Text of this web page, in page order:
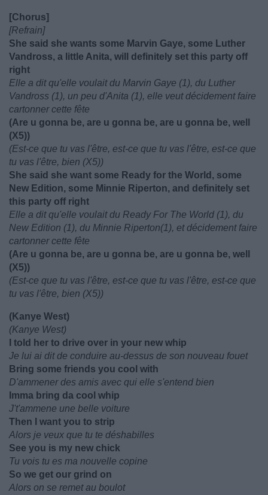
[Chorus]
[Refrain]
She said she wants some Marvin Gaye, some Luther
Vandross, a little Anita, will definitely set this party off
right
Elle a dit qu'elle voulait du Marvin Gaye (1), du Luther
Vandross (1), un peu d'Anita (1), elle veut décidement faire
cartonner cette fête
(Are u gonna be, are u gonna be, are u gonna be, well
(X5))
(Est-ce que tu vas l'être, est-ce que tu vas l'être, est-ce que
tu vas l'être, bien (X5))
She said she want some Ready for the World, some
New Edition, some Minnie Riperton, and definitely set
this party off right
Elle a dit qu'elle voulait du Ready For The World (1), du
New Edition (1), du Minnie Riperton(1), et décidement faire
cartonner cette fête
(Are u gonna be, are u gonna be, are u gonna be, well
(X5))
(Est-ce que tu vas l'être, est-ce que tu vas l'être, est-ce que
tu vas l'être, bien (X5))
(Kanye West)
(Kanye West)
I told her to drive over in your new whip
Je lui ai dit de conduire au-dessus de son nouveau fouet
Bring some friends you cool with
D'ammener des amis avec qui elle s'entend bien
Imma bring da cool whip
J't'ammene une belle voiture
Then I want you to strip
Alors je veux que tu te déshabilles
See you is my new chick
Tu vois tu es ma nouvelle copine
So we get our grind on
Alors on se remet au boulot